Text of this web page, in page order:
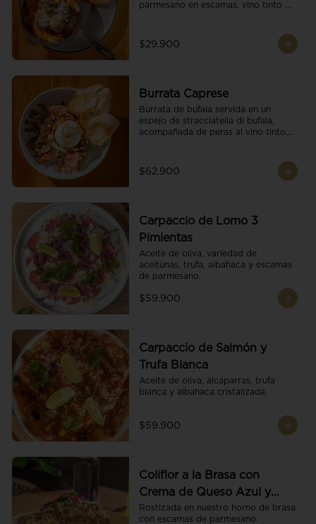
parmesano en escamas, vino tinto y
$29.900
Burrata Caprese
Burrata de bufala servida en un
espejo de stracciatella di bufala,
acompañada de peras al vino tinto,
pesto y reducción de balsámico.
$62.900
Carpaccio de Lomo 3
Pimientas
Aceite de oliva, variedad de
aceitunas, trufa, albahaca y escamas
de parmesano.
$59.900
Carpaccio de Salmón y
Trufa Blanca
Aceite de oliva, alcaparras, trufa
blanca y albahaca cristalizada.
$59.900
Coliflor a la Brasa con
Crema de Queso Azul y
Vino
Rostizada en nuestro horno de brasa
con escamas de parmesano.